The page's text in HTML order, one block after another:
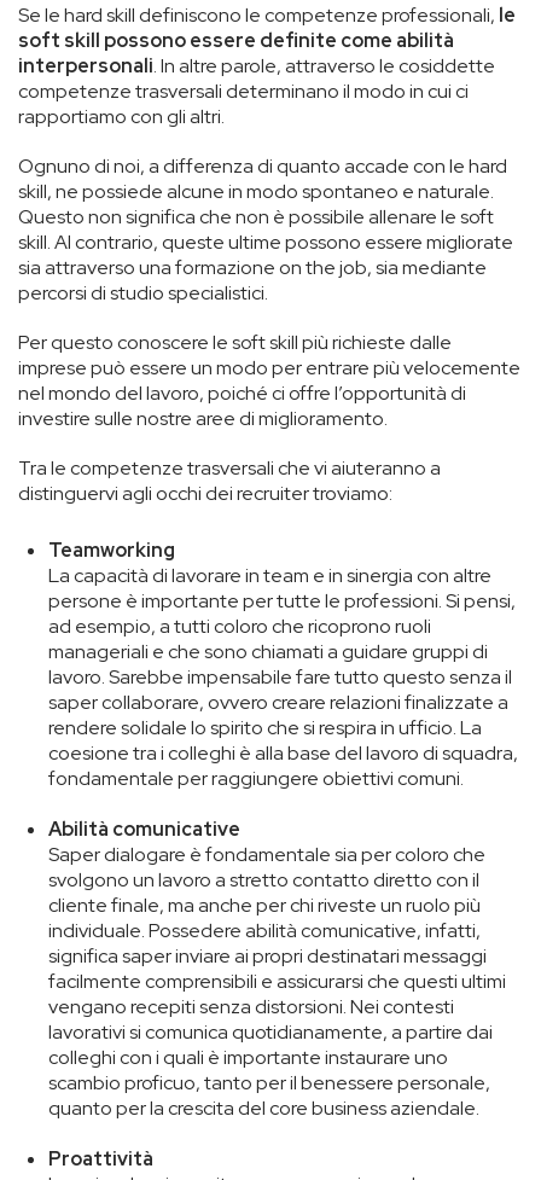
Se le hard skill definiscono le competenze professionali, le
soft skill possono essere definite come abilità
interpersonali. In altre parole, attraverso le cosiddette
competenze trasversali determinano il modo in cui ci
rapportiamo con gli altri.
Ognuno di noi, a differenza di quanto accade con le hard
skill, ne possiede alcune in modo spontaneo e naturale.
Questo non significa che non è possibile allenare le soft
skill. Al contrario, queste ultime possono essere migliorate
sia attraverso una formazione on the job, sia mediante
percorsi di studio specialistici.
Per questo conoscere le soft skill più richieste dalle
imprese può essere un modo per entrare più velocemente
nel mondo del lavoro, poiché ci offre l’opportunità di
investire sulle nostre aree di miglioramento.
Tra le competenze trasversali che vi aiuteranno a
distinguervi agli occhi dei recruiter troviamo:
Teamworking
La capacità di lavorare in team e in sinergia con altre
persone è importante per tutte le professioni. Si pensi,
ad esempio, a tutti coloro che ricoprono ruoli
manageriali e che sono chiamati a guidare gruppi di
lavoro. Sarebbe impensabile fare tutto questo senza il
saper collaborare, ovvero creare relazioni finalizzate a
rendere solidale lo spirito che si respira in ufficio. La
coesione tra i colleghi è alla base del lavoro di squadra,
fondamentale per raggiungere obiettivi comuni.
Abilità comunicative
Saper dialogare è fondamentale sia per coloro che
svolgono un lavoro a stretto contatto diretto con il
cliente finale, ma anche per chi riveste un ruolo più
individuale. Possedere abilità comunicative, infatti,
significa saper inviare ai propri destinatari messaggi
facilmente comprensibili e assicurarsi che questi ultimi
vengano recepiti senza distorsioni. Nei contesti
lavorativi si comunica quotidianamente, a partire dai
colleghi con i quali è importante instaurare uno
scambio proficuo, tanto per il benessere personale,
quanto per la crescita del core business aziendale.
Proattività